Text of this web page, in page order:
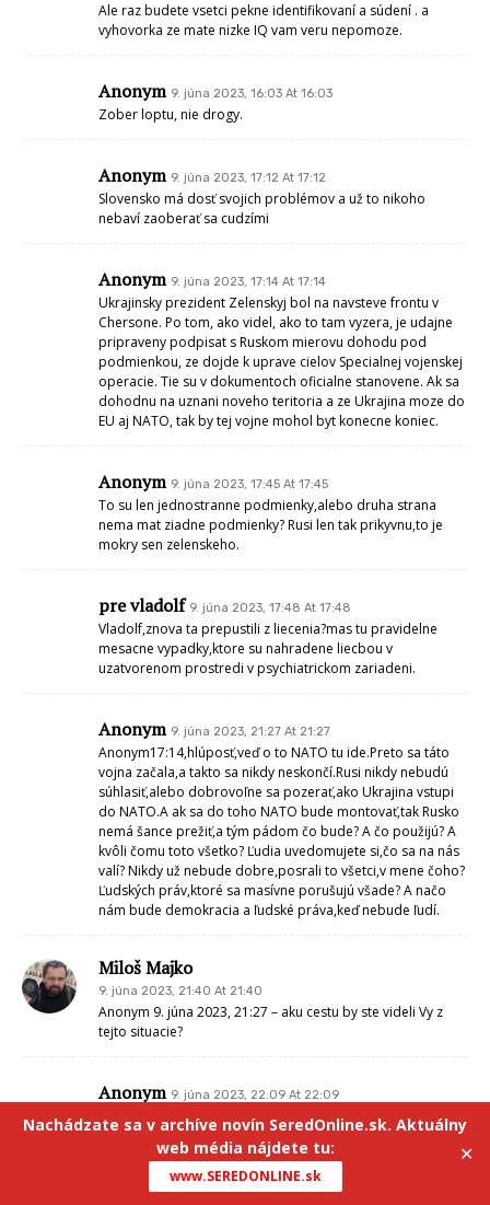
Nachádzate sa v archíve novín SeredOnline.sk. Aktuálny
web média nájdete tu:
www.SEREDONLINE.sk
✕
Ale raz budete vsetci pekne identifikovaní a súdení . a
vyhovorka ze mate nizke IQ vam veru nepomoze.
Anonym 9. júna 2023, 16:03 At 16:03
Zober loptu, nie drogy.
Anonym 9. júna 2023, 17:12 At 17:12
Slovensko má dosť svojich problémov a už to nikoho
nebaví zaoberať sa cudzími
Anonym 9. júna 2023, 17:14 At 17:14
Ukrajinsky prezident Zelenskyj bol na navsteve frontu v
Chersone. Po tom, ako videl, ako to tam vyzera, je udajne
pripraveny podpisat s Ruskom mierovu dohodu pod
podmienkou, ze dojde k uprave cielov Specialnej vojenskej
operacie. Tie su v dokumentoch oficialne stanovene. Ak sa
dohodnu na uznani noveho teritoria a ze Ukrajina moze do
EU aj NATO, tak by tej vojne mohol byt konecne koniec.
Anonym 9. júna 2023, 17:45 At 17:45
To su len jednostranne podmienky,alebo druha strana
nema mat ziadne podmienky? Rusi len tak prikyvnu,to je
mokry sen zelenskeho.
pre vladolf 9. júna 2023, 17:48 At 17:48
Vladolf,znova ta prepustili z liecenia?mas tu pravidelne
mesacne vypadky,ktore su nahradene liecbou v
uzatvorenom prostredi v psychiatrickom zariadeni.
Anonym 9. júna 2023, 21:27 At 21:27
Anonym17:14,hlúposť,veď o to NATO tu ide.Preto sa táto
vojna začala,a takto sa nikdy neskončí.Rusi nikdy nebudú
súhlasiť,alebo dobrovoľne sa pozerať,ako Ukrajina vstupi
do NATO.A ak sa do toho NATO bude montovať,tak Rusko
nemá šance prežiť,a tým pádom čo bude? A čo použijú? A
kvôli čomu toto všetko? Ľudia uvedomujete si,čo sa na nás
valí? Nikdy už nebude dobre,posrali to všetci,v mene čoho?
Ľudských práv,ktoré sa masívne porušujú všade? A načo
nám bude demokracia a ľudské práva,keď nebude ľudí.
Miloš Majko
9. júna 2023, 21:40 At 21:40
Anonym 9. júna 2023, 21:27 – aku cestu by ste videli Vy z
tejto situacie?
Anonym 9. júna 2023, 22:09 At 22:09
Každá vojna sa skončila najprv prímerím,zastavením
bojových operácií,a vyjednávanim.Moze to trvať dlhé
roky.Moze sa to hocikedy zvrtnúť,môžu nastať rôzne
provokácie,z jednej aj z druhé strany.Ale treba na to
múdrych ľudí a štátnikov.Mozno,že tie republiky zostanú pri